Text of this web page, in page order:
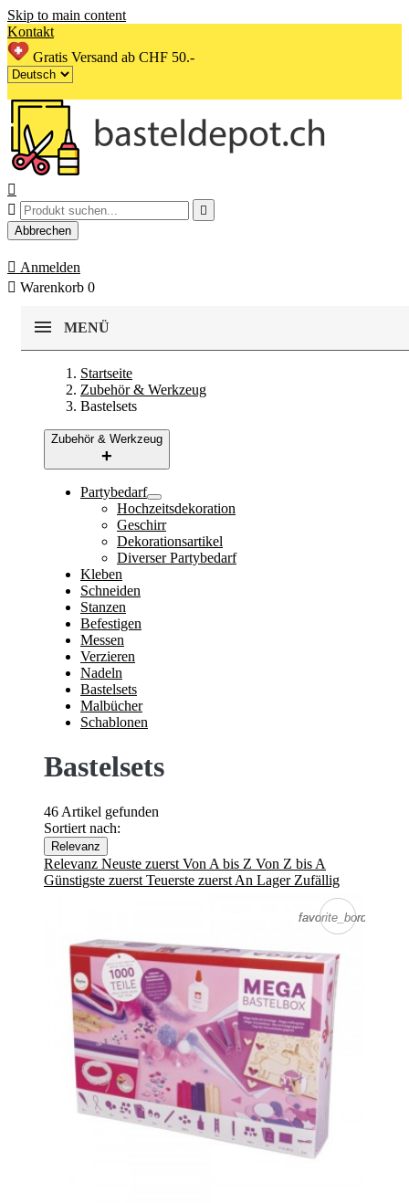
Skip to main content
Kontakt
Gratis Versand ab CHF 50.-



Abbrechen
 Anmelden
 Warenkorb 0
MENÜ
Startseite
Zubehör & Werkzeug
Bastelsets
Zubehör & Werkzeug
Partybedarf
Hochzeitsdekoration
Geschirr
Dekorationsartikel
Diverser Partybedarf
Kleben
Schneiden
Stanzen
Befestigen
Messen
Verzieren
Nadeln
Bastelsets
Malbücher
Schablonen
Bastelsets
46 Artikel gefunden
Sortiert nach:
Relevanz
Relevanz Neuste zuerst Von A bis Z Von Z bis A
Günstigste zuerst Teuerste zuerst An Lager Zufällig
favorite_border
favorite_border